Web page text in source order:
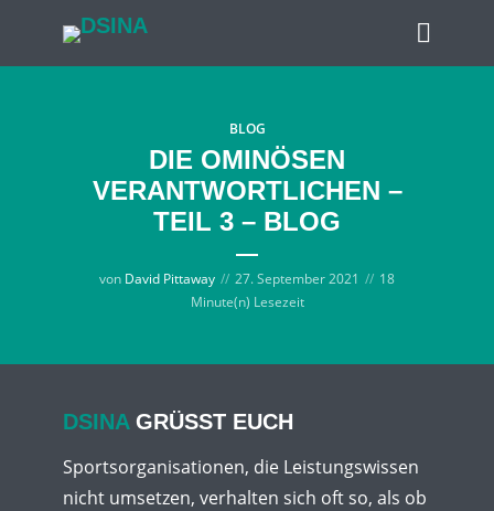
BLOG
DIE OMINÖSEN
VERANTWORTLICHEN –
TEIL 3 – BLOG
von David Pittaway 27. September 2021
18
Minute(n) Lesezeit
DSINAGRÜSST EUCH
Sportsorganisationen, die Leistungswissen
nicht umsetzen, verhalten sich oft so, als ob